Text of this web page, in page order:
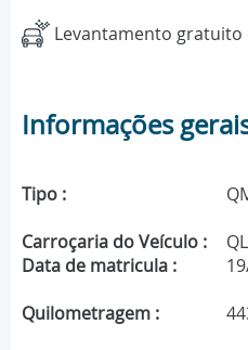
Levantamento gratuito
Informações
Tipo :
Carroçaria do Veículo :
Data de matricula :
Quilometragem :